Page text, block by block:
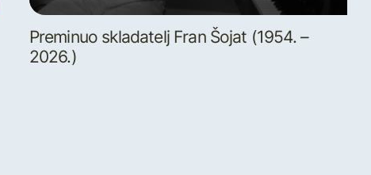
Preminuo skladatelj Fran Šojat (1954. –
2026.)